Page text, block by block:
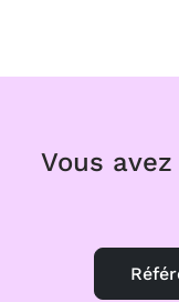
Vous